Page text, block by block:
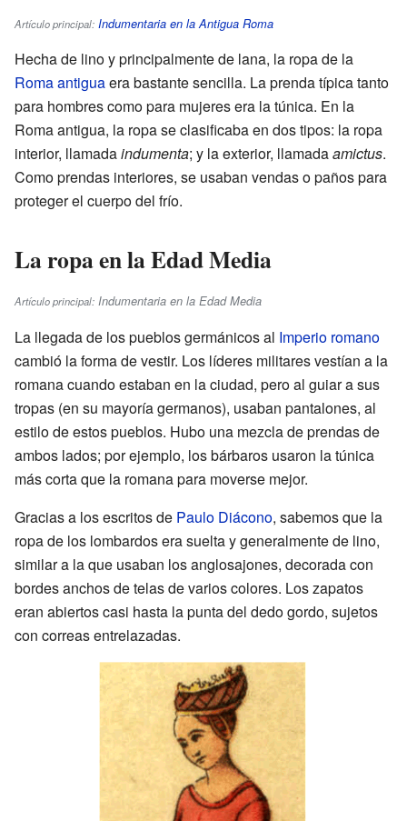
Artículo principal: Indumentaria en la Antigua Roma
Hecha de lino y principalmente de lana, la ropa de la
Roma antiguaera bastante sencilla. La prenda típica tanto
para hombres como para mujeres era la túnica. En la
Roma antigua, la ropa se clasificaba en dos tipos: la ropa
interior, llamadaindumenta; y la exterior, llamadaamictus.
Como prendas interiores, se usaban vendas o paños para
proteger el cuerpo del frío.
La ropa en la Edad Media
Artículo principal: Indumentaria en la Edad Media
La llegada de los pueblos germánicos al Imperio romano
cambió la forma de vestir. Los líderes militares vestían a la
romana cuando estaban en la ciudad, pero al guiar a sus
tropas (en su mayoría germanos), usaban pantalones, al
estilo de estos pueblos. Hubo una mezcla de prendas de
ambos lados; por ejemplo, los bárbaros usaron la túnica
más corta que la romana para moverse mejor.
Gracias a los escritos de Paulo Diácono, sabemos que la
ropa de los lombardos era suelta y generalmente de lino,
similar a la que usaban los anglosajones, decorada con
bordes anchos de telas de varios colores. Los zapatos
eran abiertos casi hasta la punta del dedo gordo, sujetos
con correas entrelazadas.